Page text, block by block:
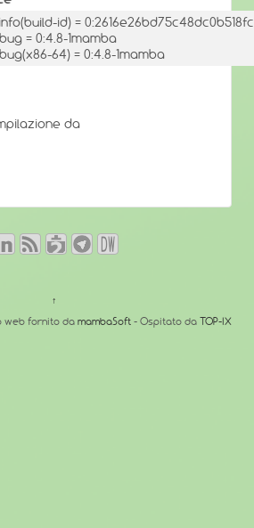
id) =
= 0:4.8-1mamba
64) = 0:4.8-1mamba
da
↑
web fornito da mambaSoft - Ospitato da TOP-IX